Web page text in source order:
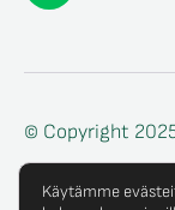
© Copyright
Käytämme